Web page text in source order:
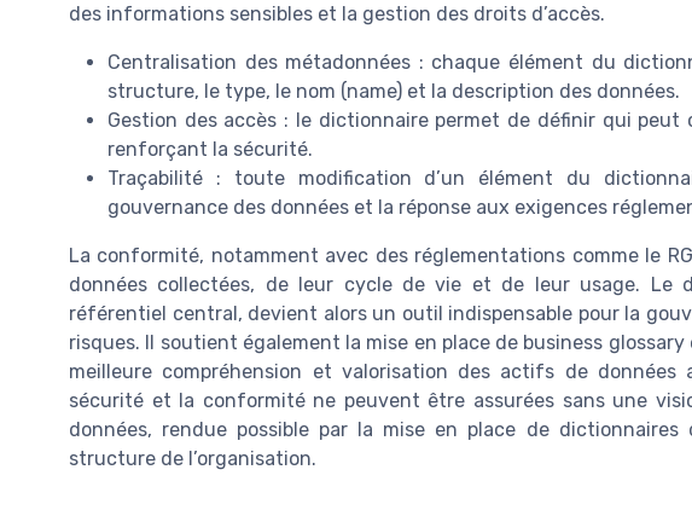
des informations sensibles et la gestion des droits d’accès.
Centralisation des métadonnées : chaque élément du
structure, le type, le nom (name) et la description des données.
Gestion des accès : le dictionnaire permet de définir qui
renforçant la sécurité.
Traçabilité : toute modification d’un élément du
gouvernance des données et la réponse aux exigences
La conformité, notamment avec des réglementations comme le
données collectées, de leur cycle de vie et de leur usage. Le
référentiel central, devient alors un outil indispensable pour la
risques. Il soutient également la mise en place de business
meilleure compréhension et valorisation des actifs de données
sécurité et la conformité ne peuvent être assurées sans une
données, rendue possible par la mise en place de
structure de l’organisation.